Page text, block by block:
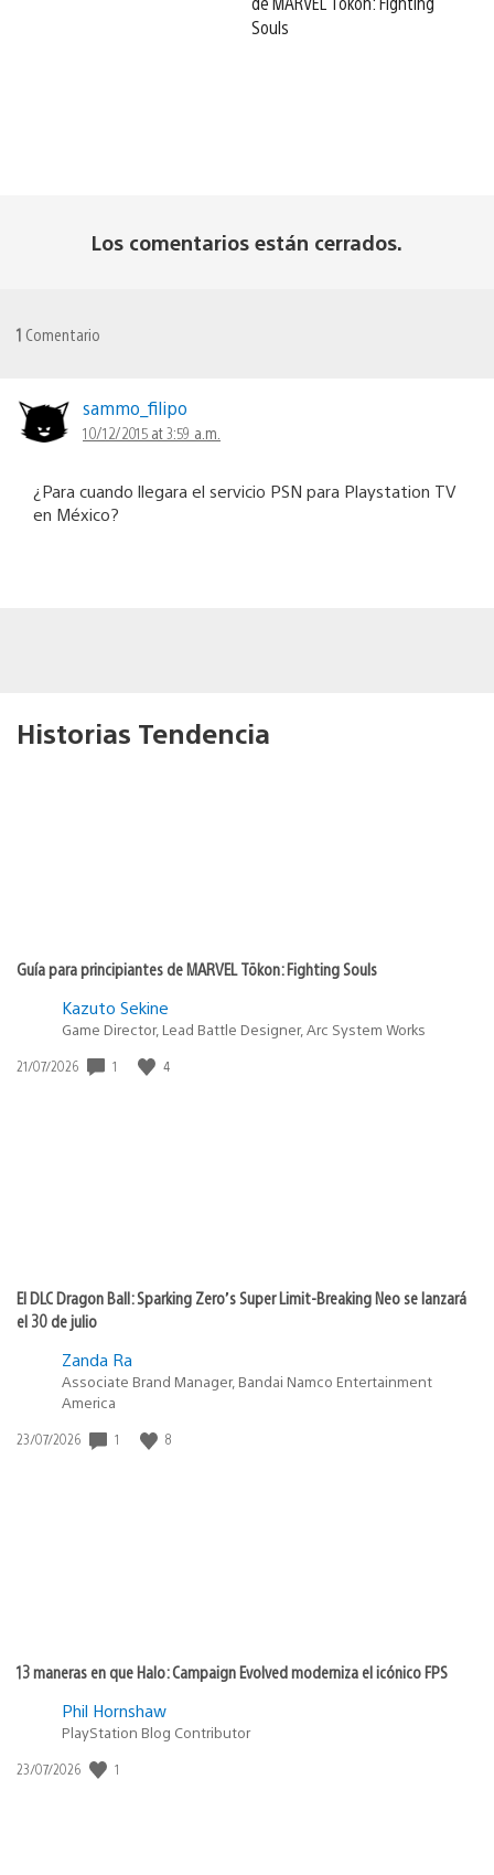
Souls
Los comentarios están cerrados.
1 Comentario
sammo_filipo
10/12/2015 at 3:59 a.m.
¿Para cuando llegara el servicio PSN para Playstation TV
en México?
Historias Tendencia
Guía para principiantes de MARVEL Tōkon: Fighting Souls
Kazuto Sekine
Game Director, Lead Battle Designer, Arc System Works
Fecha
21/07/2026 1 4
El DLC Dragon Ball: Sparking Zero’s Super Limit-Breaking Neo se lanzará
el 30 de julio
Zanda Ra
Associate Brand Manager, Bandai Namco Entertainment
America
Fecha
23/07/2026 1 8
13 maneras en que Halo: Campaign Evolved moderniza el icónico FPS
Phil Hornshaw
PlayStation Blog Contributor
Fecha
23/07/2026 1